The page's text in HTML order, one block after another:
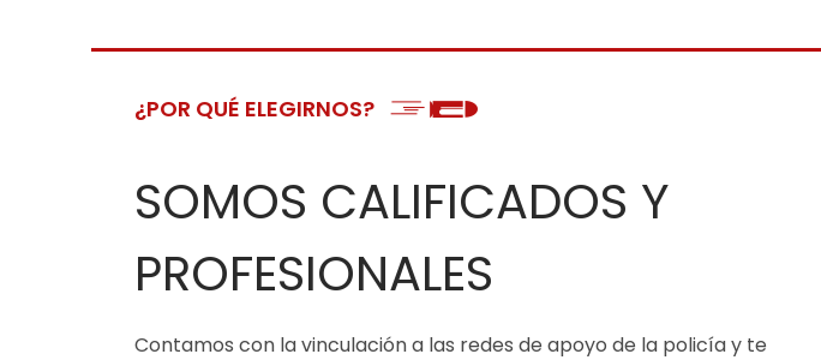
¿POR QUÉ ELEGIRNOS?
SOMOS CALIFICADOS Y
PROFESIONALES
Contamos con la vinculación a las redes de apoyo de la policía y te